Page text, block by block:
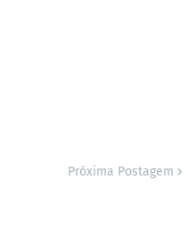
Próxima Postagem